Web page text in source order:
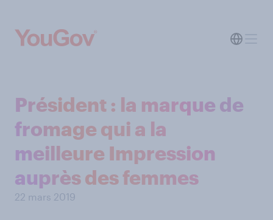
Président : la marque de
fromage qui a la
meilleure Impression
auprès des femmes
22 mars 2019